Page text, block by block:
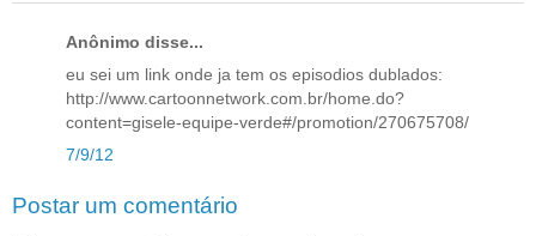
Anônimo disse...
eu sei um link onde ja tem os episodios dublados:
http://www.cartoonnetwork.com.br/home.do?
content=gisele-equipe-verde#/promotion/270675708/
7/9/12
Postar um comentário